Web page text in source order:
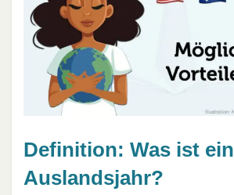
Definition: Was ist ein
Auslandsjahr?